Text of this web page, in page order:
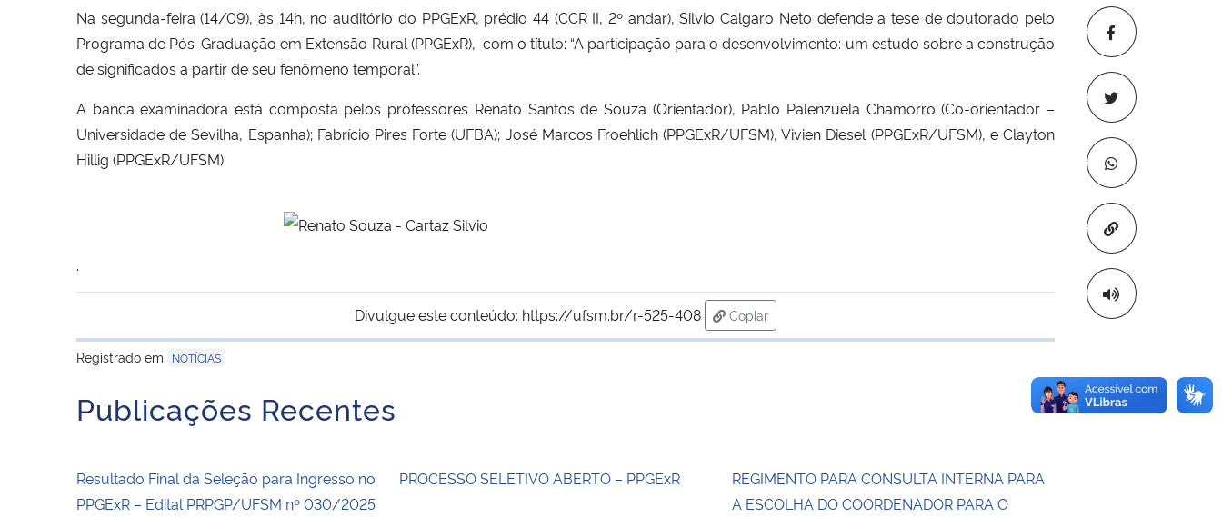
Copiar para
Na segunda-feira (14/09), às 14h, no auditório do PPGExR, prédio 44 (CCR II, 2º andar), Silvio Calgaro Neto defende a tese de doutorado pelo
Programa de Pós-Graduação em Extensão Rural (PPGExR), com o título: “A participação para o desenvolvimento: um estudo sobre a construção
de significados a partir de seu fenômeno temporal”.
A banca examinadora está composta pelos professores Renato Santos de Souza (Orientador), Pablo Palenzuela Chamorro(Co-orientador –
Universidade de Sevilha, Espanha); Fabrício Pires Forte (UFBA); José Marcos Froehlich (PPGExR/UFSM), Vivien Diesel (PPGExR/UFSM), e Clayton
Hillig (PPGExR/UFSM).
.
Divulgue este conteúdo: https://ufsm.br/r-525-408
Copiar
para área de transferência
Registrado em
NOTÍCIAS
Publicações Recentes
Resultado Final da Seleção para Ingresso no
PPGExR – Edital PRPGP/UFSM nº 030/2025
PROCESSO SELETIVO ABERTO – PPGExR
REGIMENTO PARA CONSULTA INTERNA PARA
A ESCOLHA DO COORDENADOR PARA O